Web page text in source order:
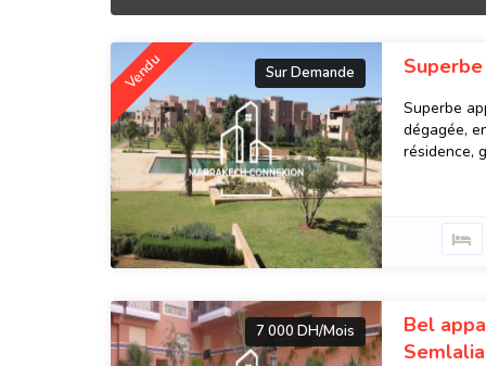
Vendu Sur Demande
Superbe
dégagée,
résidence,
7 000 DH/Mois
Bel
Semlalia